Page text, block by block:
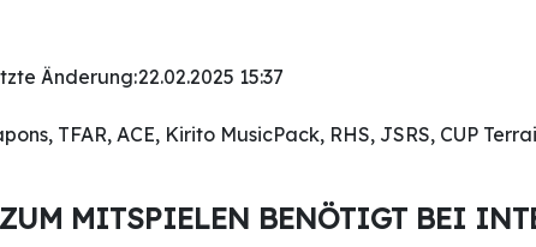
Änderung:22.02.2025 15:37
TFAR, ACE, Kirito MusicPack, RHS, JSRS, CUP
MITSPIELEN BENÖTIGT BEI